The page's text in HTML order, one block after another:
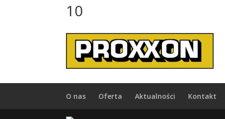
10
O nas Oferta Aktualności Kontakt